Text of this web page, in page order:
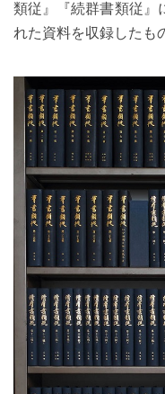
類従』『続群書類従』
れた資料を収録したも